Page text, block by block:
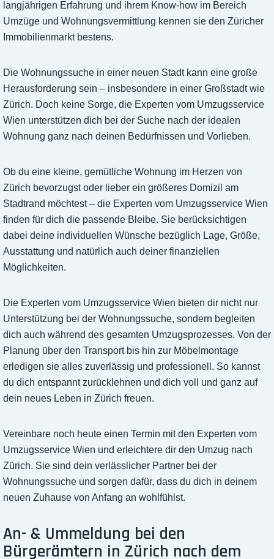
langjährigen Erfahrung und ihrem Know-how im Bereich
Umzüge und Wohnungsvermittlung kennen sie den Züricher
Immobilienmarkt bestens.
Die Wohnungssuche in einer neuen Stadt kann eine große
Herausforderung sein – insbesondere in einer Großstadt wie
Zürich. Doch keine Sorge, die Experten vom Umzugsservice
Wien unterstützen dich bei der Suche nach der idealen
Wohnung ganz nach deinen Bedürfnissen und Vorlieben.
Ob du eine kleine, gemütliche Wohnung im Herzen von
Zürich bevorzugst oder lieber ein größeres Domizil am
Stadtrand möchtest – die Experten vom Umzugsservice Wien
finden für dich die passende Bleibe. Sie berücksichtigen
dabei deine individuellen Wünsche bezüglich Lage, Größe,
Ausstattung und natürlich auch deiner finanziellen
Möglichkeiten.
Die Experten vom Umzugsservice Wien bieten dir nicht nur
Unterstützung bei der Wohnungssuche, sondern begleiten
dich auch während des gesamten Umzugsprozesses. Von der
Planung über den Transport bis hin zur Möbelmontage
erledigen sie alles zuverlässig und professionell. So kannst
du dich entspannt zurücklehnen und dich voll und ganz auf
dein neues Leben in Zürich freuen.
Vereinbare noch heute einen Termin mit den Experten vom
Umzugsservice Wien und erleichtere dir den Umzug nach
Zürich. Sie sind dein verlässlicher Partner bei der
Wohnungssuche und sorgen dafür, dass du dich in deinem
neuen Zuhause von Anfang an wohlfühlst.
An- & Ummeldung bei den
Bürgerämtern in Zürich nach dem